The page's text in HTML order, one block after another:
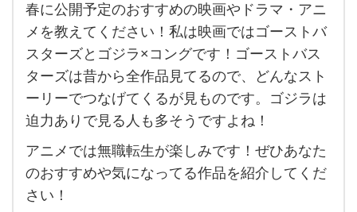
春に
公開
予定
の
お
す
す
め
春に公開予定のおすすめの映画やドラマ・アニ
メを教えてください！私は映画ではゴーストバ
スターズとゴジラ×コングです！ゴーストバス
ターズは昔から全作品見てるので、どんなスト
ーリーでつなげてくるが見ものです。ゴジラは
迫力ありで見る人も多そうですよね！
アニメでは無職転生が楽しみです！ぜひあなた
のおすすめや気になってる作品を紹介してくだ
さい！